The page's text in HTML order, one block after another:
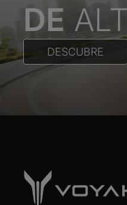
DE
DESCUBRE